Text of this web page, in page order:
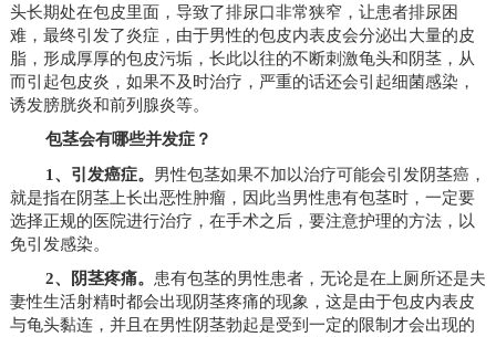
头长期处在包皮里面，导致了排尿口非常狭窄，让患者排尿困
难，最终引发了炎症，由于男性的包皮内表皮会分泌出大量的皮
脂，形成厚厚的包皮污垢，长此以往的不断刺激龟头和阴茎，从
而引起包皮炎，如果不及时治疗，严重的话还会引起细菌感染，
诱发膀胱炎和前列腺炎等。
包茎会有哪些并发症？
1、引发癌症。 男性包茎如果不加以治疗可能会引发阴茎癌，
就是指在阴茎上长出恶性肿瘤，因此当男性患有包茎时，一定要
选择正规的医院进行治疗，在手术之后，要注意护理的方法，以
免引发感染。
2、阴茎疼痛。 患有包茎的男性患者，无论是在上厕所还是夫
妻性生活射精时都会出现阴茎疼痛的现象，这是由于包皮内表皮
与龟头黏连，并且在男性阴茎勃起是受到一定的限制才会出现的